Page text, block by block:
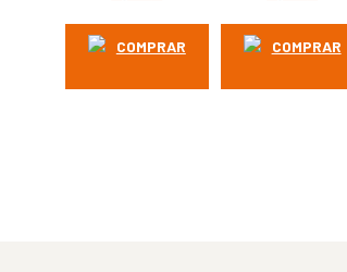
COMPRAR COMPRAR